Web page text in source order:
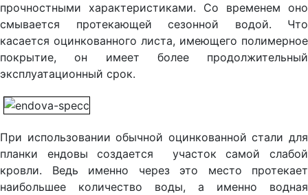
прочностными характеристиками. Со временем оно
смывается протекающей сезонной водой. Что
касается оцинкованного листа, имеющего полимерное
покрытие, он имеет более продолжительный
эксплуатационный срок.
При использовании обычной оцинкованной стали для
планки ендовы создается участок самой слабой
кровли. Ведь именно через это место протекает
наибольшее количество воды, а именно водная